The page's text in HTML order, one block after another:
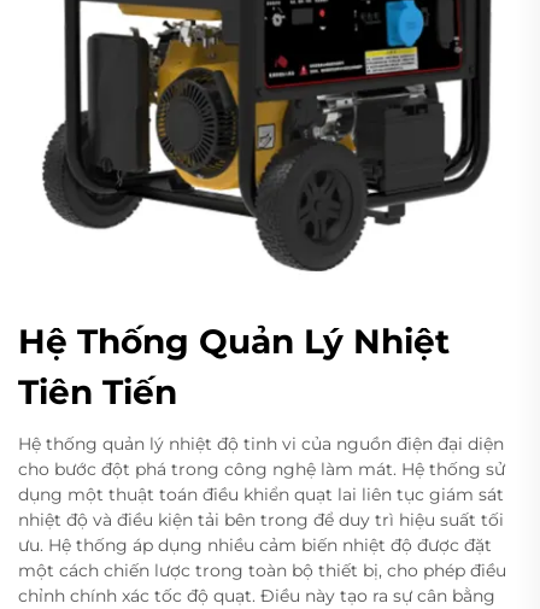
Hệ Thống Quản Lý Nhiệt
Tiên Tiến
Hệ thống quản lý nhiệt độ tinh vi của nguồn điện đại diện
cho bước đột phá trong công nghệ làm mát. Hệ thống sử
dụng một thuật toán điều khiển quạt lai liên tục giám sát
nhiệt độ và điều kiện tải bên trong để duy trì hiệu suất tối
ưu. Hệ thống áp dụng nhiều cảm biến nhiệt độ được đặt
một cách chiến lược trong toàn bộ thiết bị, cho phép điều
chỉnh chính xác tốc độ quạt. Điều này tạo ra sự cân bằng